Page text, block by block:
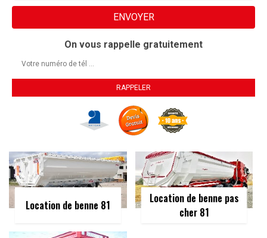
On vous rappelle gratuitement
Location de benne 81
Location de benne pas
cher 81